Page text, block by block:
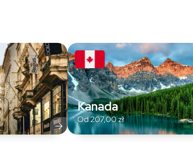
Kanada
Od207,00zł